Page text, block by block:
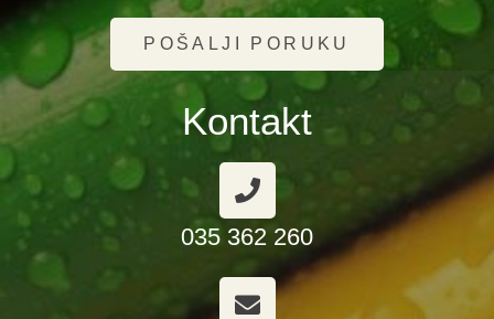
POŠALJI PORUKU
Kontakt
035 362 260